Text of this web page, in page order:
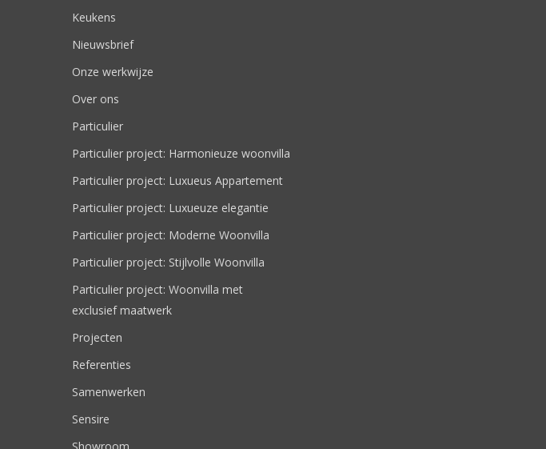
Keukens
Nieuwsbrief
Onze werkwijze
Over ons
Particulier
Particulier project: Harmonieuze woonvilla
Particulier project: Luxueus Appartement
Particulier project: Luxueuze elegantie
Particulier project: Moderne Woonvilla
Particulier project: Stijlvolle Woonvilla
Particulier project: Woonvilla met
exclusief maatwerk
Projecten
Referenties
Samenwerken
Sensire